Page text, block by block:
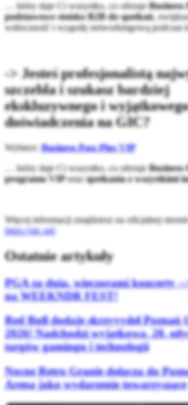
… który daje Ci wszystko, co oferujeBusiness
podstawowe stoisko B2B do spotkań,
widoczność i wygodę networkingową podczas
-> Jesteś profesjonalistą
szczebla i szukasz bardziej
ekskluzywnego i
doświadczenia na GIC?
Wybierz:Business Pass Plus VIP
… który daje Ci wszystko, co oferujeBusiness
programu VIPorazspotkania z wszystkimi
Więcej informacji znajdziesz na oficjalnej
https://gic.gd/
Ostatnie artykuły
PGA za dnia, wieczorami koncerty
na WEEKNDR FEST!
Red Bull dodaje skrzyyydeł Poznań
2026! Nadchodzi wyjątkowa, 20.
targów gamingu i technologii
Nocne Retro Granie dołącza do
Arena jako wydarzenie towarzyszące